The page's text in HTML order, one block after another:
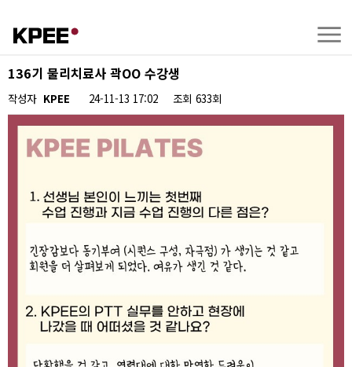
136기 물리치료사 곽OO 수강생
작성자 KPEE 24-11-13 17:02 조회 633회